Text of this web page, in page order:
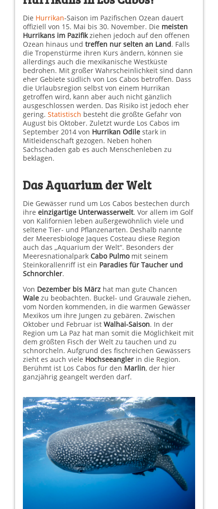
Die Hurrikan-Saison im Pazifischen Ozean dauert
offiziell von 15. Mai bis 30. November. Die meisten
Hurrikans im Pazifikziehen jedoch auf den offenen
Ozean hinaus undtreffen nur selten an Land. Falls
die Tropenstürme ihren Kurs ändern, können sie
allerdings auch die mexikanische Westküste
bedrohen. Mit großer Wahrscheinlichkeit sind dann
eher Gebiete südlich von Los Cabos betroffen. Dass
die Urlaubsregion selbst von einem Hurrikan
getroffen wird, kann aber auch nicht gänzlich
ausgeschlossen werden. Das Risiko ist jedoch eher
gering.Statistisch besteht die größte Gefahr von
August bis Oktober. Zuletzt wurde Los Cabos im
September 2014 von Hurrikan Odile stark in
Mitleidenschaft gezogen. Neben hohen
Sachschaden gab es auch Menschenleben zu
beklagen.
Das Aquarium der Welt
Die Gewässer rund um Los Cabos bestechen durch
ihreeinzigartige Unterwasserwelt. Vor allem im Golf
von Kalifornien leben außergewöhnlich viele und
seltene Tier- und Pflanzenarten. Deshalb nannte
der Meeresbiologe Jaques Costeau diese Region
auch das „Aquarium der Welt“. Besonders der
Meeresnationalpark Cabo Pulmomit seinem
Steinkorallenriff ist ein Paradies für Taucher und
Schnorchler.
Von Dezember bis März hat man gute Chancen
Wale zu beobachten. Buckel- und Grauwale ziehen,
vom Norden kommenden, in die warmen Gewässer
Mexikos um ihre Jungen zu gebären. Zwischen
Oktober und Februar istWalhai-Saison. In der
Region um La Paz hat man somit die Möglichkeit mit
dem größten Fisch der Welt zu tauchen und zu
schnorcheln. Aufgrund des fischreichen Gewässers
zieht es auch viele Hochseeangler in die Region.
Berühmt ist Los Cabos für den Marlin, der hier
ganzjährig geangelt werden darf.